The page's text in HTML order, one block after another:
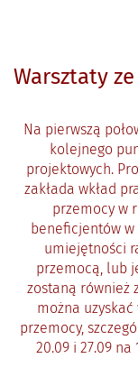
Warsztaty
Na pierwszą
kolejnego
projektowych.
zakłada wkład
przemocy w
beneficjentów w
umiejętności
przemocą, lub
zostaną również
można
przemocy,
20.09 i 27.09 na